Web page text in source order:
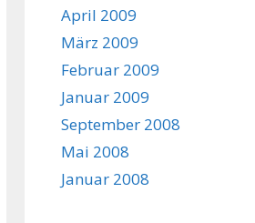
April 2009
März 2009
Februar 2009
Januar 2009
September 2008
Mai 2008
Januar 2008